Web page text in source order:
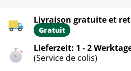
Livraison gratuite et
Gratuit
Lieferzeit: 1 - 2
(Service de colis)